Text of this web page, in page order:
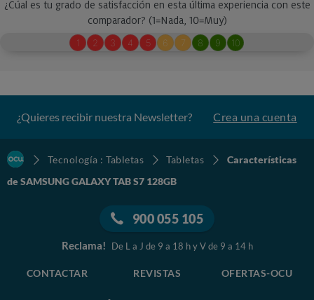
¿Quieres recibir nuestra Newsletter? Crea una cuenta
Tecnología : Tabletas Tabletas
Características
de SAMSUNG GALAXY TAB S7 128GB
900 055 105
Reclama! De L a J de 9 a 18 h y V de 9 a 14 h
CONTACTAR REVISTAS OFERTAS-OCU